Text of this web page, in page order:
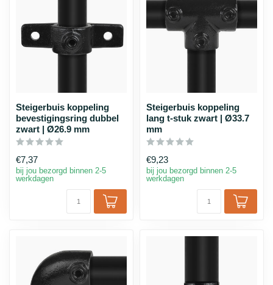
Steigerbuis koppeling
bevestigingsring dubbel
zwart | Ø26.9 mm
€7,37
bij jou bezorgd binnen 2-5
werkdagen
Steigerbuis koppeling
lang t-stuk zwart | Ø33.7
mm
€9,23
bij jou bezorgd binnen 2-5
werkdagen